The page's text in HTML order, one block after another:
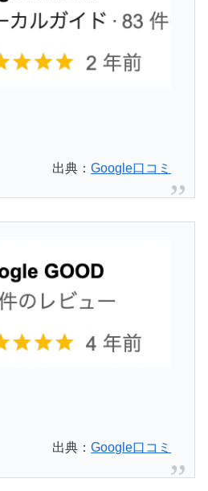
出典：Google口コミ
出典：Google口コミ